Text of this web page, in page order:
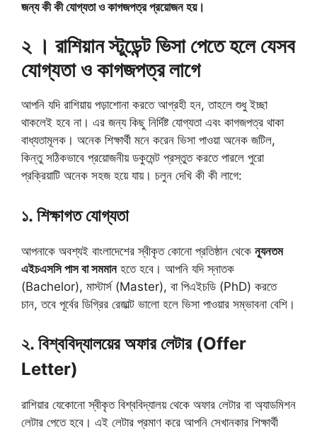
জন্য কী কী যোগ্যতা ও কাগজপত্র প্রয়োজন হয়।
২ । রাশিয়ান স্টুডেন্ট ভিসা পেতে হলে যেসব
যোগ্যতা ও কাগজপত্র লাগে
আপনি যদি রাশিয়ায় পড়াশোনা করতে আগ্রহী হন, তাহলে শুধু ইচ্ছা
থাকলেই হবে না। এর জন্য কিছু নির্দিষ্ট যোগ্যতা এবং কাগজপত্র থাকা
বাধ্যতামূলক। অনেক শিক্ষার্থী মনে করেন ভিসা পাওয়া অনেক জটিল,
কিন্তু সঠিকভাবে প্রয়োজনীয় ডকুমেন্ট প্রস্তুত করতে পারলে পুরো
প্রক্রিয়াটি অনেক সহজ হয়ে যায়। চলুন দেখি কী কী লাগে:
১. শিক্ষাগত যোগ্যতা
আপনাকে অবশ্যই বাংলাদেশের স্বীকৃত কোনো প্রতিষ্ঠান থেকে ন্যূনতম
এইচএসসি পাস বা সমমানহতে হবে। আপনি যদি স্নাতক
(Bachelor), মাস্টার্স (Master), বা পিএইচডি (PhD) করতে
চান, তবে পূর্বের ডিগ্রির রেজাল্ট ভালো হলে ভিসা পাওয়ার সম্ভাবনা বেশি।
২. বিশ্ববিদ্যালয়ের অফার লেটার (Offer
Letter)
রাশিয়ার যেকোনো স্বীকৃত বিশ্ববিদ্যালয় থেকে অফার লেটার বা অ্যাডমিশন
লেটার পেতে হবে। এই লেটার প্রমাণ করে আপনি সেখানকার শিক্ষার্থী